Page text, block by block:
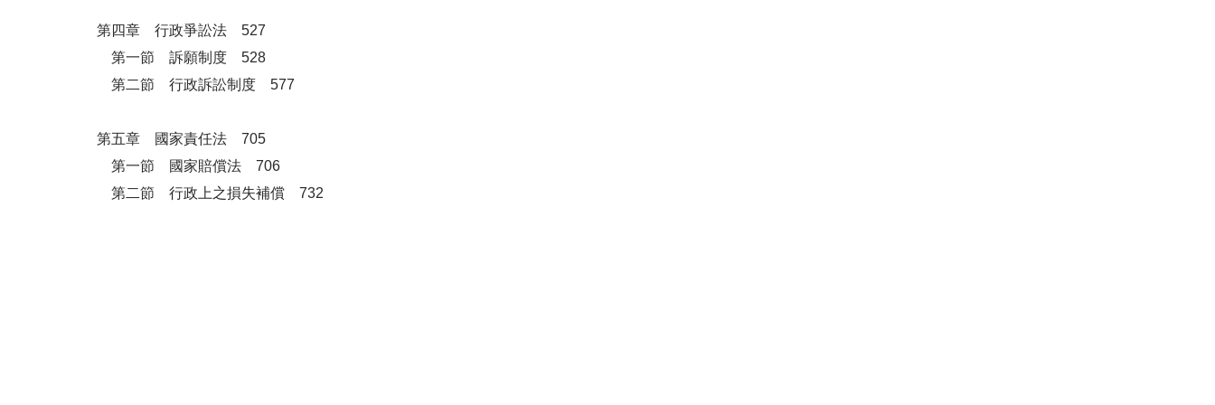
第四章 行政爭訟法 527
第一節 訴願制度 528
第二節 行政訴訟制度 577
第五章 國家責任法 705
第一節 國家賠償法 706
第二節 行政上之損失補償 732